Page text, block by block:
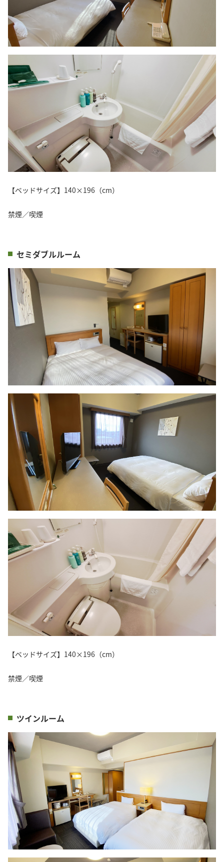
【ベッドサイズ】140×196（cm）
禁煙／喫煙
セミダブルルーム
【ベッドサイズ】140×196（cm）
禁煙／喫煙
ツインルーム